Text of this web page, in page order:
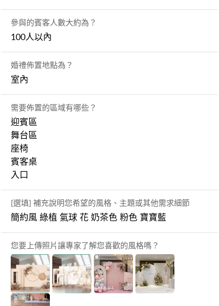
參與的賓客人數大約為？
100人以內
婚禮佈置地點為？
室內
需要佈置的區域有哪些？
迎賓區
舞台區
座椅
賓客桌
入口
[選填] 補充說明您希望的風格、主題或其他需求細節
簡約風 綠植 氣球 花 奶茶色 粉色 寶寶藍
您要上傳照片讓專家了解您喜歡的風格嗎？